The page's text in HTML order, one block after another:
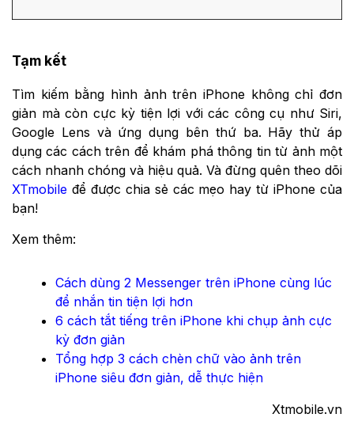
Tạm kết
Tìm kiếm bằng hình ảnh trên iPhone không chỉ đơn
giản mà còn cực kỳ tiện lợi với các công cụ như Siri,
Google Lens và ứng dụng bên thứ ba. Hãy thử áp
dụng các cách trên để khám phá thông tin từ ảnh một
cách nhanh chóng và hiệu quả. Và đừng quên theo dõi
XTmobile để được chia sẻ các mẹo hay từ iPhone của
bạn!
Xem thêm:
Cách dùng 2 Messenger trên iPhone cùng lúc
để nhắn tin tiện lợi hơn
6 cách tắt tiếng trên iPhone khi chụp ảnh cực
kỳ đơn giản
Tổng hợp 3 cách chèn chữ vào ảnh trên
iPhone siêu đơn giản, dễ thực hiện
Xtmobile.vn